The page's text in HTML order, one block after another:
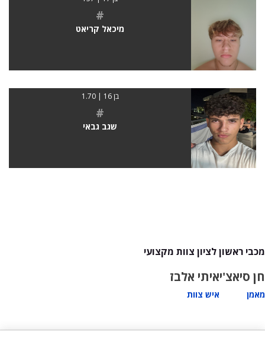
#
מיכאל קריאט
בן 16 | 1.70
#
שגב גבאי
מכבי ראשון לציון צוות מקצועי
חן סיאצ'י
מאמן
איתי אלבז
איש צוות